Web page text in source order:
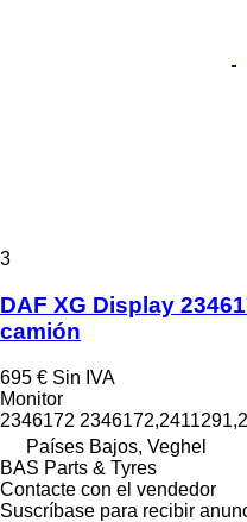
3
DAF XG Display
camión
695 € Sin IVA
Monitor
2346172
Países Bajos, Veghel
BAS Parts & Tyres
Contacte con el vendedor
Suscríbase para recibir